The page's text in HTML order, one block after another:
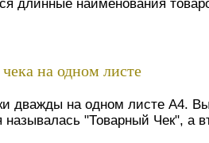
длинные наименования
на одном листе
дважды на одном листе А4.
"Товарный Чек", а